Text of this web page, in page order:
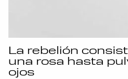
La rebelión
una rosa hasta
ojos